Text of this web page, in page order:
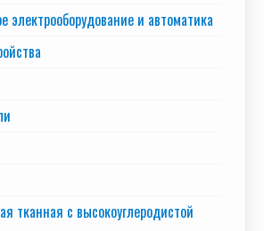
электрооборудование и автоматика
тканная с высокоуглеродистой